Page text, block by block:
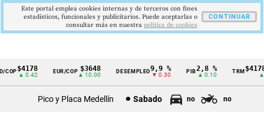
Cintillo
$4178
▲ 0.42
EUR/COP $3648
▲ 10.00
DESEMPLEO 9,9 %
▼ 0.30
PIB2,8 %
▲ 0.10
TRM
▲
Pico y Placa Medellín Sabado no no
Este portal emplea cookies internas y de terceros con fines
estadísticos, funcionales y publicitarios. Puede aceptarlas o
consultar más en nuestra politica de cookies
CONTINUAR